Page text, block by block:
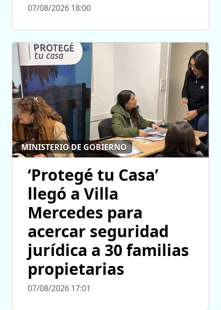
07/08/2026 18:00
MINISTERIO DE GOBIERNO
‘Protegé tu Casa’
llegó a Villa
Mercedes para
acercar seguridad
jurídica a 30 familias
propietarias
07/08/2026 17:01